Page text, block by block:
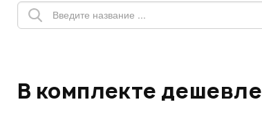
В комплекте дешевле